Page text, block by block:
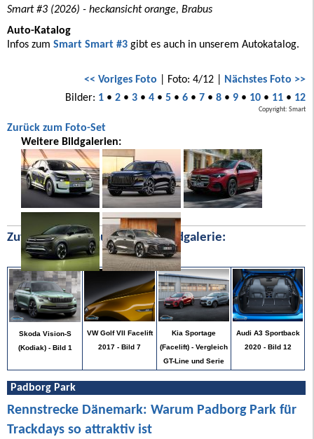
Smart #3 (2026) - heckansicht orange, Brabus
Auto-Katalog
Infos zum Smart Smart #3 gibt es auch in unserem Autokatalog.
<< Voriges Foto | Foto: 4/12 | Nächstes Foto >>
Bilder: 1• 2• 3• 4• 5• 6• 7• 8• 9• 10• 11• 12
Copyright: Smart
Zurück zum Foto-Set
Weitere Bildgalerien:
Zufällige Bilder aus unserer Bildgalerie:
Skoda Vision-S
(Kodiak) - Bild 1
VW Golf VII Facelift
2017 - Bild 7
Kia Sportage
(Facelift) - Vergleich
GT-Line und Serie
Audi A3 Sportback
2020 - Bild 12
Padborg Park
Rennstrecke Dänemark: Warum Padborg Park für
Trackdays so attraktiv ist